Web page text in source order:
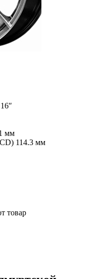
16″
мм
114.3 мм
товар